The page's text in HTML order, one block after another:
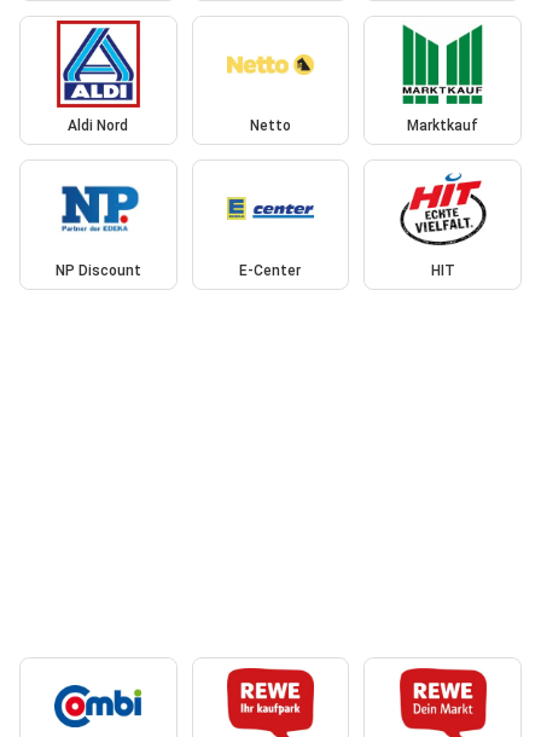
Aldi Nord Netto Marktkauf
NP Discount E-Center HIT